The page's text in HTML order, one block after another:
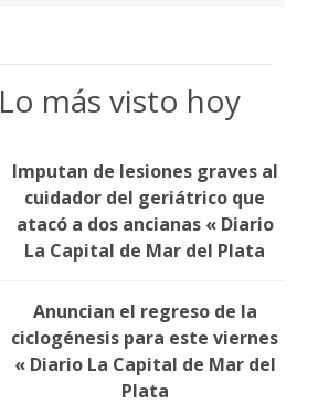
Lo más visto hoy
Imputan de lesiones graves al
cuidador del geriátrico que
atacó a dos ancianas « Diario
La Capital de Mar del Plata
Anuncian el regreso de la
ciclogénesis para este viernes
« Diario La Capital de Mar del
Plata